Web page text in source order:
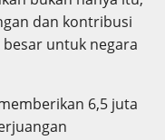
dan kontribusi
untuk negara
6,5 juta